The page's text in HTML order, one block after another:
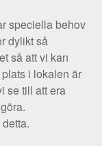
speciella behov
dylikt så
så att vi kan
i lokalen är
se till att era